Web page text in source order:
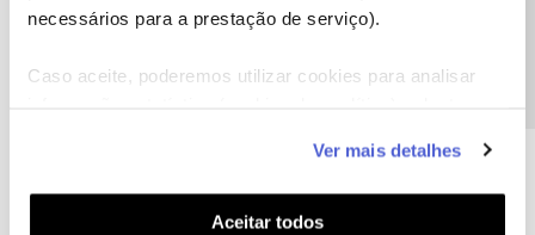
necessários para a prestação de serviço).
Caso aceite, poderemos utilizar cookies para analisar
funcionalidades (cookies de personalização e
funcionalidade) e adaptar anúncios aos seus interesses
(cookies de publicidade personalizada). Pode gerir a
Ver mais detalhes
Aceitar todos